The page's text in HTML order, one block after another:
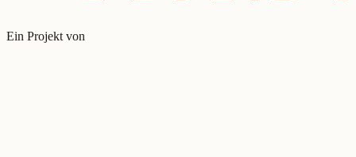
Ein Projekt von